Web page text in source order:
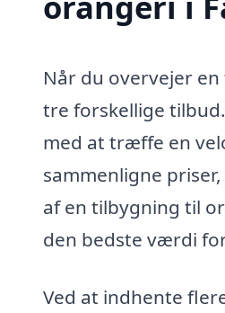
Når du overvejer
tre forskellige
med at træffe en
sammenligne
af en tilbygning til
den bedste værdi
Ved at indhente